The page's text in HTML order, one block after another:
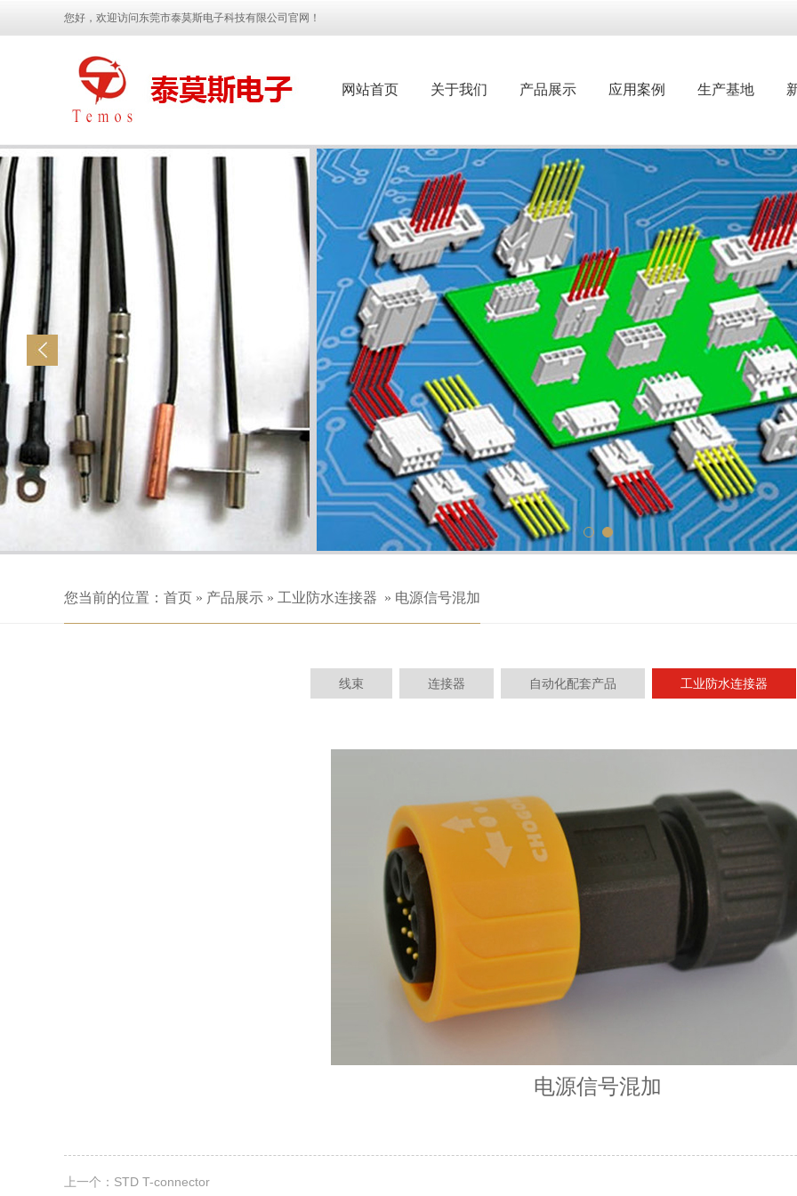
您好，欢迎访问东莞市泰莫斯电子科技有限公司官网！
网站首页 关于我们 产品展示 应用案例 生产基地
您当前的位置： 首页 » 产品展示 » 工业防水连接器 » 电源信号混加
线束 连接器 自动化配套产品 工业防水连接器
电源信号混加
上一个： STD T-connector